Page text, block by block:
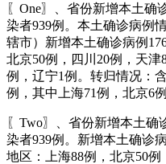
〖One〗、省份新增本土确
染者939例。本土确诊病例
辖市）新增本土确诊病例
北京50例，四川20例，天
例，辽宁1例。转归情况：
例，其中上海71例，北京6
〖Two〗、省份新增本土确
染者939例。新增本土确诊
地区：上海88例，北京50例